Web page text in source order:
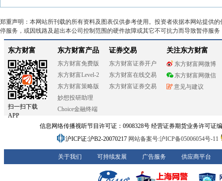
郑重声明：本网站所刊载的所有资料及图表仅供参考使用。投资者依据本网站提供
停服务，或因线路及超出本公司控制范围的硬件故障或其它不可抗力而导致暂停服